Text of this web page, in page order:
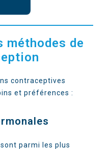
de
contraceptives
et préférences :
parmi les plus